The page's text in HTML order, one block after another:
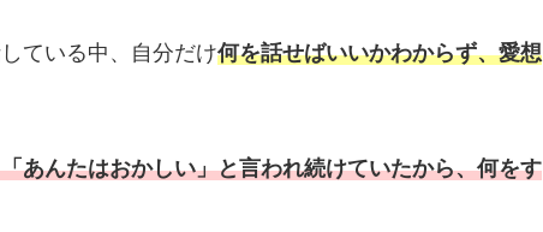
ている中、自分だけ何を話せばいいかわからず、愛想
あんたはおかしい」と言われ続けていたから、何をす